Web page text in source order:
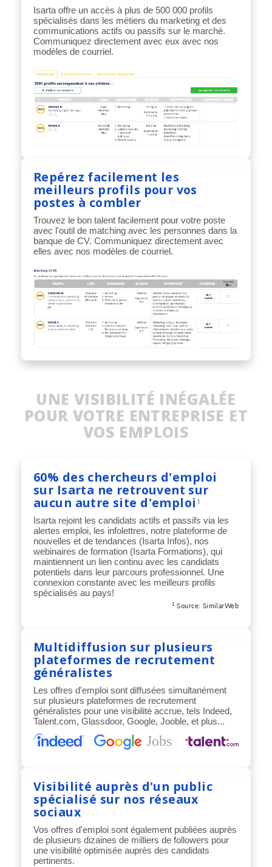
Isarta offre un accès à plus de 500 000 profils
spécialisés dans les métiers du marketing et des
communications actifs ou passifs sur le marché.
Communiquez directement avec eux avec nos
modèles de courriel.
Repérez facilement les
meilleurs profils pour vos
postes à combler
Trouvez le bon talent facilement pour votre poste
avec l'outil de matching avec les personnes dans la
banque de CV. Communiquez directement avec
elles avec nos modèles de courriel.
UNE VISIBILITÉ INÉGALÉE
POUR VOTRE ENTREPRISE ET
VOS EMPLOIS
60% des chercheurs d'emploi
sur Isarta ne retrouvent sur
aucun autre site d'emploi 1
Isarta rejoint les candidats actifs et passifs via les
alertes emploi, les infolettres, notre plateforme de
nouvelles et de tendances (Isarta Infos), nos
webinaires de formation (Isarta Formations), qui
maintiennent un lien continu avec les candidats
potentiels dans leur parcours professionnel. Une
connexion constante avec les meilleurs profils
spécialisés au pays!
1 Source: SimilarWeb
Multidiffusion sur plusieurs
plateformes de recrutement
généralistes
Les offres d'emploi sont diffusées simultanément
sur plusieurs plateformes de recrutement
généralistes pour une visibilité accrue, tels Indeed,
Talent.com, Glassdoor, Google, Jooble, et plus...
Visibilité auprès d'un public
spécialisé sur nos réseaux
sociaux
Vos offres d'emploi sont également publiées auprès
de plusieurs dizaines de milliers de followers pour
une visibilité optimisée auprès des candidats
pertinents.